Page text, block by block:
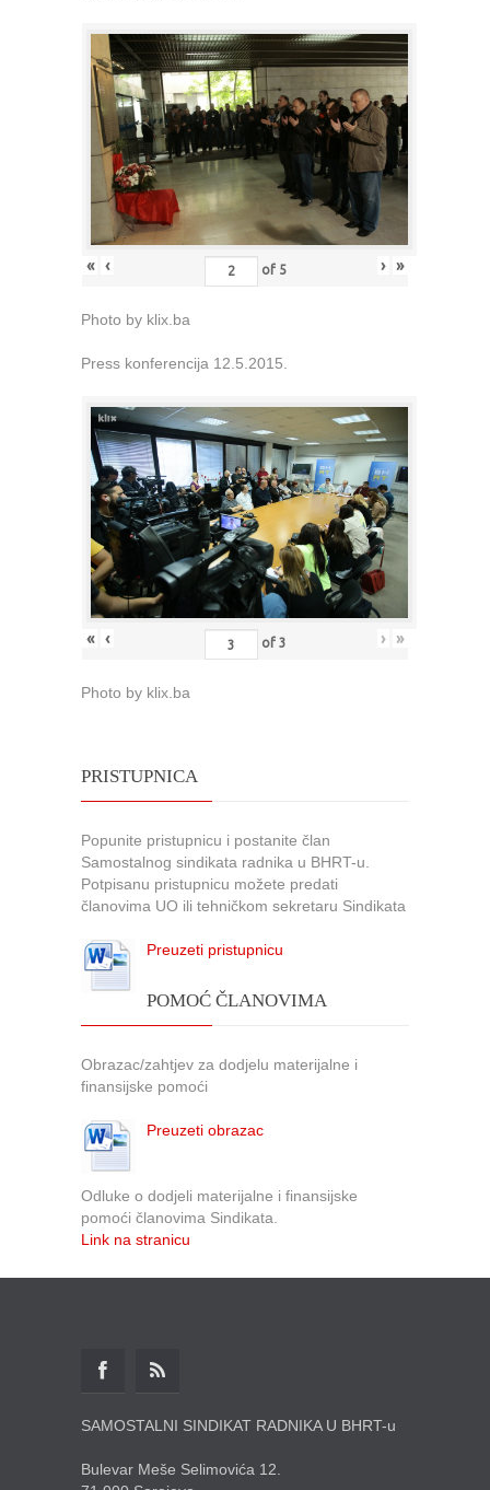
« ‹ of 5 › »
Photo by klix.ba
Press konferencija 12.5.2015.
« ‹ of 3 › »
Photo by klix.ba
PRISTUPNICA
Popunite pristupnicu i postanite član
Samostalnog sindikata radnika u BHRT-u.
Potpisanu pristupnicu možete predati
članovima UO ili tehničkom sekretaru Sindikata
Preuzeti pristupnicu
POMOĆ ČLANOVIMA
Obrazac/zahtjev za dodjelu materijalne i
finansijske pomoći
Preuzeti obrazac
Odluke o dodjeli materijalne i finansijske
pomoći članovima Sindikata.
Link na stranicu
SAMOSTALNI SINDIKAT RADNIKA U BHRT-u
Bulevar Meše Selimovića 12.